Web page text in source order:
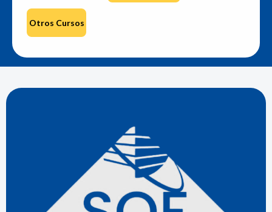
Otros Cursos